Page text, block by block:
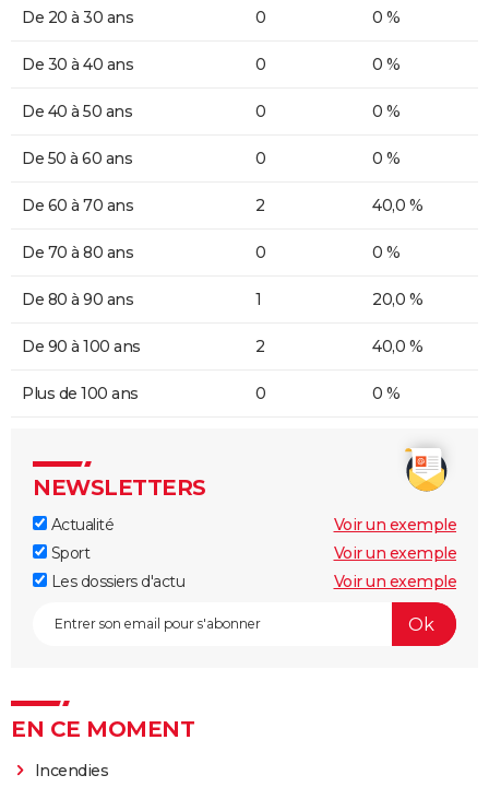
De 20 à 30 ans 0 0 %
De 30 à 40 ans 0 0 %
De 40 à 50 ans 0 0 %
De 50 à 60 ans 0 0 %
De 60 à 70 ans 2 40,0 %
De 70 à 80 ans 0 0 %
De 80 à 90 ans 1 20,0 %
De 90 à 100 ans 2 40,0 %
Plus de 100 ans 0 0 %
NEWSLETTERS
Actualité
Voir un exemple
Sport
Voir un exemple
Les dossiers d'actu
Voir un exemple
EN CE MOMENT
Incendies